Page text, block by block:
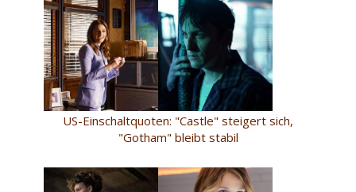
US-Einschaltquoten: "Castle" steigert sich,
"Gotham" bleibt stabil